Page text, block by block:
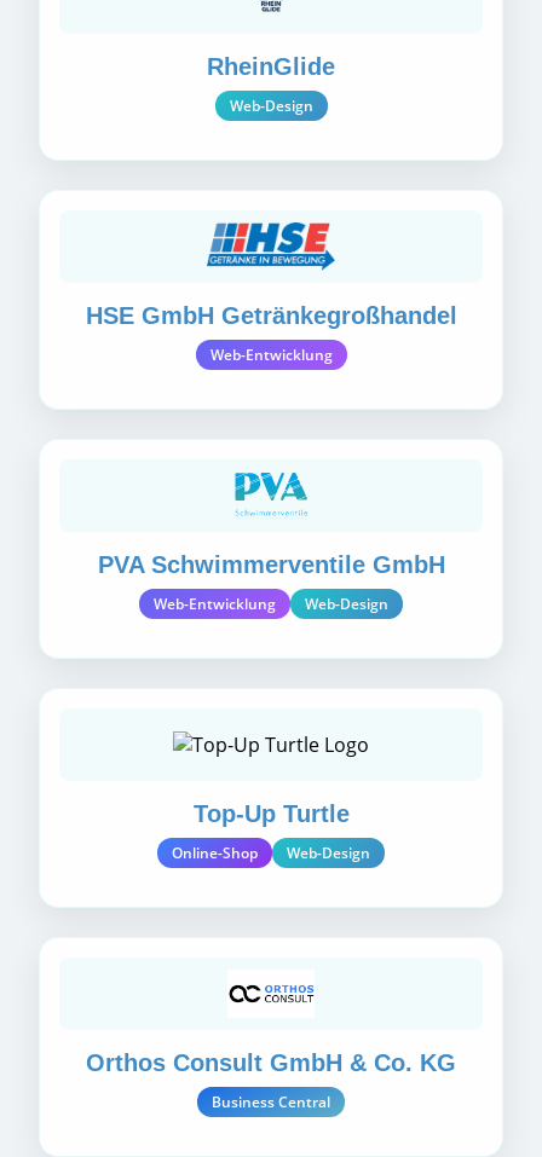
RheinGlide
Web-Design
HSE GmbH Getränkegroßhandel
Web-Entwicklung
PVA Schwimmerventile GmbH
Web-Entwicklung Web-Design
Top-Up Turtle
Online-Shop Web-Design
Orthos Consult GmbH & Co. KG
Business Central